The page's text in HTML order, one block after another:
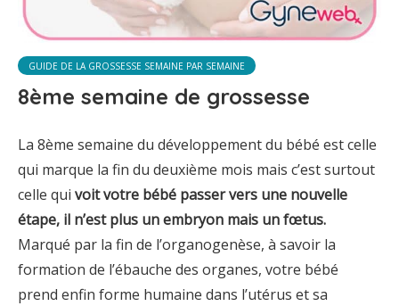
GUIDE DE LA GROSSESSE SEMAINE PAR SEMAINE
8ème semaine de grossesse
La 8ème semaine du développement du bébé est celle
qui marque la fin du deuxième mois mais c’est surtout
celle qui voit votre bébé passer vers une nouvelle
étape, il n’est plus un embryon mais un fœtus.
Marqué par la fin de l’organogenèse, à savoir la
formation de l’ébauche des organes, votre bébé
prend enfin forme humaine dans l’utérus et sa